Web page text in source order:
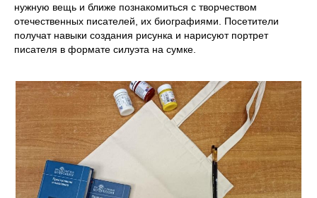
нужную вещь и ближе познакомиться с творчеством
отечественных писателей, их биографиями. Посетители
получат навыки создания рисунка и нарисуют портрет
писателя в формате силуэта на сумке.